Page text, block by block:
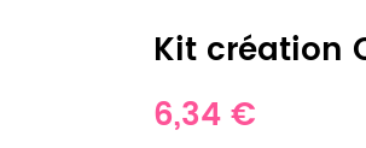
Kit création
6,34 €